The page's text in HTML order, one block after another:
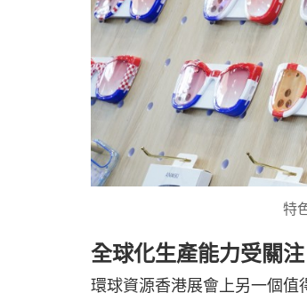
特
全球化生產能力受關
環球資源香港展會上另一個值